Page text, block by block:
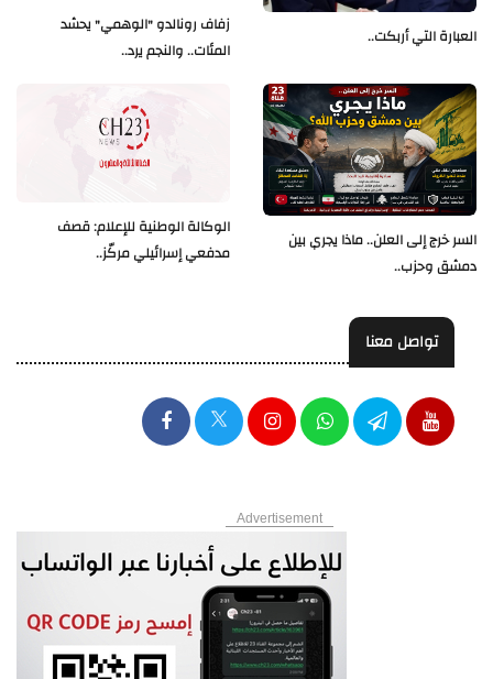
زفاف رونالدو "الوهمي" يحشد
المئات.. والنجم يرد..
العبارة التي أربكت..
الوكالة الوطنية للإعلام: قصف
مدفعي إسرائيلي مركّز..
السر خرج إلى العلن.. ماذا يجري بين
دمشق وحزب..
تواصل معنا
Advertisement